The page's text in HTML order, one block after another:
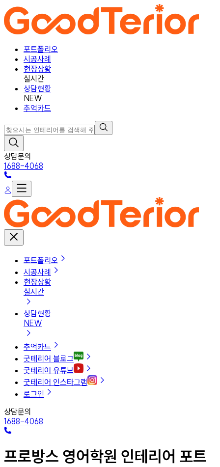
포트폴리오
시공사례
현장상황
실시간
상담현황
NEW
추억카드
상담문의
1688-4068
포트폴리오
시공사례
현장상황
실시간
상담현황
NEW
추억카드
굿테리어 블로그
굿테리어 유튜브
굿테리어 인스타그램
로그인
상담문의
1688-4068
프로방스 영어학원 인테리어 포트